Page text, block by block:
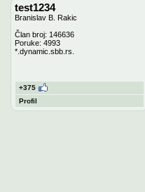
test1234
Branislav B. Rakic
Član broj: 146636
Poruke: 4993
*.dynamic.sbb.rs.
+375
Profil